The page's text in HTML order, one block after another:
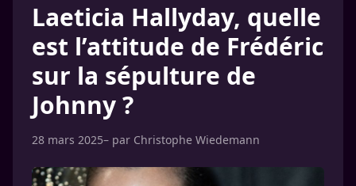
Laeticia Hallyday, quelle
est l’attitude de Frédéric
sur la sépulture de
Johnny ?
28 mars 2025– par Christophe Wiedemann